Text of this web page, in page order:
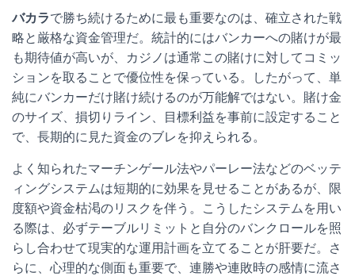
バカラで勝ち続けるために最も重要なのは、確立された戦
略と厳格な資金管理だ。統計的にはバンカーへの賭けが最
も期待値が高いが、カジノは通常この賭けに対してコミッ
ションを取ることで優位性を保っている。したがって、単
純にバンカーだけ賭け続けるのが万能解ではない。賭け金
のサイズ、損切りライン、目標利益を事前に設定すること
で、長期的に見た資金のブレを抑えられる。
よく知られたマーチンゲール法やパーレー法などのベッテ
ィングシステムは短期的に効果を見せることがあるが、限
度額や資金枯渇のリスクを伴う。こうしたシステムを用い
る際は、必ずテーブルリミットと自分のバンクロールを照
らし合わせて現実的な運用計画を立てることが肝要だ。さ
らに、心理的な側面も重要で、連勝や連敗時の感情に流さ